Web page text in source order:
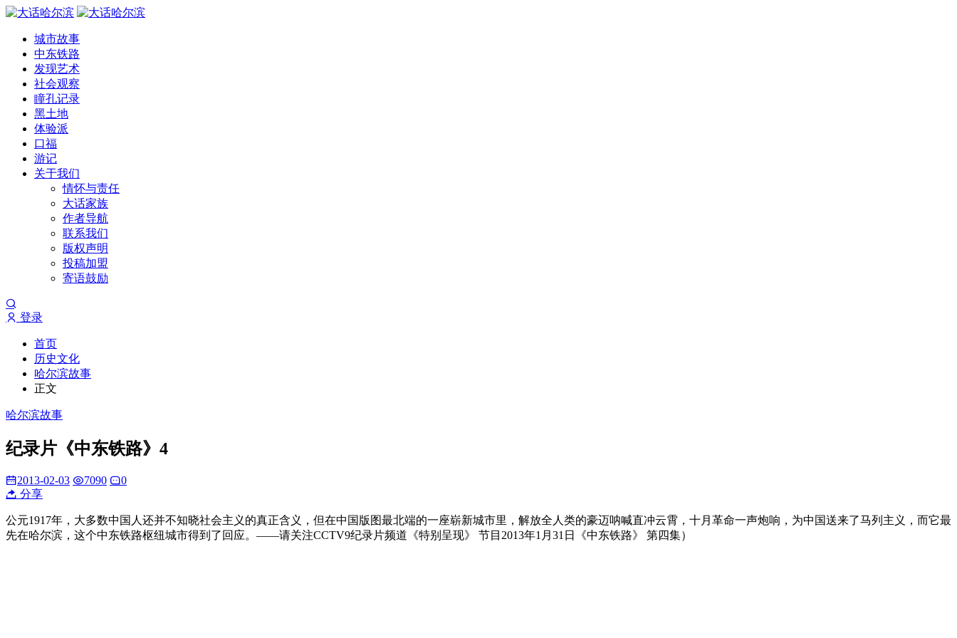
城市故事
中东铁路
发现艺术
社会观察
瞳孔记录
黑土地
体验派
口福
游记
关于我们
情怀与责任
大话家族
作者导航
联系我们
版权声明
投稿加盟
寄语鼓励
登录
首页
历史文化
哈尔滨故事
正文
哈尔滨故事
纪录片《中东铁路》4
2013-02-03 7090
0
分享
公元1917年，大多数中国人还并不知晓社会主义的真正含义，但在中国版图最北端的一座崭新城市里，解放全人类的豪迈呐喊直冲云霄，十月革命一声炮响，为中国送来了马列主义，而它最
先在哈尔滨，这个中东铁路枢纽城市得到了回应。——请关注CCTV9纪录片频道《特别呈现》 节目2013年1月31日《中东铁路》 第四集）